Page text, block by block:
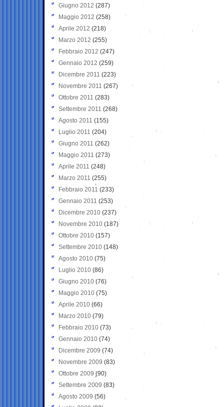
Giugno 2012 (287)
Maggio 2012 (258)
Aprile 2012 (218)
Marzo 2012 (255)
Febbraio 2012 (247)
Gennaio 2012 (259)
Dicembre 2011 (223)
Novembre 2011 (267)
Ottobre 2011 (283)
Settembre 2011 (268)
Agosto 2011 (155)
Luglio 2011 (204)
Giugno 2011 (262)
Maggio 2011 (273)
Aprile 2011 (248)
Marzo 2011 (255)
Febbraio 2011 (233)
Gennaio 2011 (253)
Dicembre 2010 (237)
Novembre 2010 (187)
Ottobre 2010 (157)
Settembre 2010 (148)
Agosto 2010 (75)
Luglio 2010 (86)
Giugno 2010 (76)
Maggio 2010 (75)
Aprile 2010 (66)
Marzo 2010 (79)
Febbraio 2010 (73)
Gennaio 2010 (74)
Dicembre 2009 (74)
Novembre 2009 (83)
Ottobre 2009 (90)
Settembre 2009 (83)
Agosto 2009 (56)